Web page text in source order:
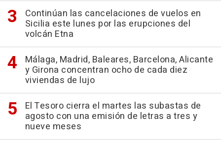
Continúan las cancelaciones de vuelos en
Sicilia este lunes por las erupciones del
volcán Etna
Málaga, Madrid, Baleares, Barcelona, Alicante
y Girona concentran ocho de cada diez
viviendas de lujo
El Tesoro cierra el martes las subastas de
agosto con una emisión de letras a tres y
nueve meses